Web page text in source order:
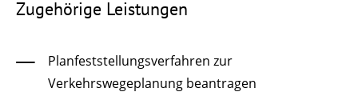
Zugehörige Leistungen
Planfeststellungsverfahren zur
Verkehrswegeplanung beantragen